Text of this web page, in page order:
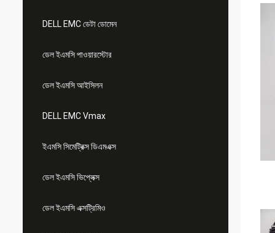
DELL EMC ডেটা ডোমেন
ডেল ইএমসি পাওয়ারস্টোর
ডেল ইএমসি আইসিলন
DELL EMC Vmax
ইএমসি সিমেট্রিক্স ডিএমএক্স
ডেল ইএমসি ভিপ্লেক্স
ডেল ইএমসি এক্সট্রিমিও